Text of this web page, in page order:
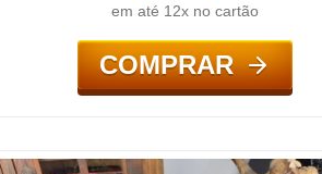
em até 12x no cartão
COMPRAR